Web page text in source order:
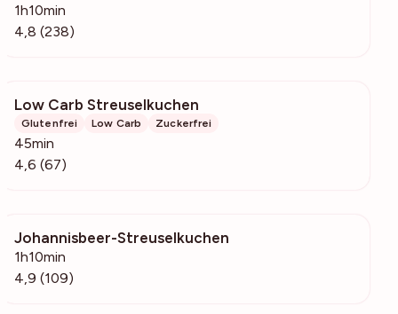
1h10min
4,8 (238)
Low Carb Streuselkuchen
Glutenfrei Low Carb Zuckerfrei
45min
4,6 (67)
Johannisbeer-Streuselkuchen
1h10min
4,9 (109)